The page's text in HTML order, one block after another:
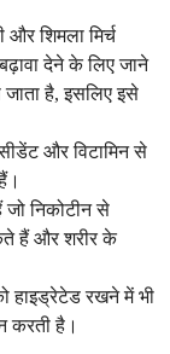
और शिमला मिर्च
देने के लिए जाने
जाता है, इसलिए इसे
और विटामिन से
जो निकोटीन से
हैं और शरीर के
हाइड्रेटेड रखने में भी
करती है।